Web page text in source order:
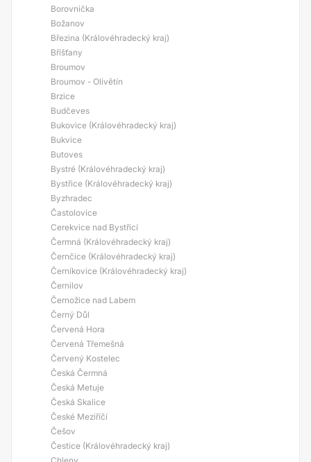
Borovnička
Božanov
Březina (Královéhradecký kraj)
Bříšťany
Broumov
Broumov - Olivětín
Brzice
Budčeves
Bukovice (Královéhradecký kraj)
Bukvice
Butoves
Bystré (Královéhradecký kraj)
Bystřice (Královéhradecký kraj)
Byzhradec
Častolovice
Cerekvice nad Bystřicí
Čermná (Královéhradecký kraj)
Černčice (Královéhradecký kraj)
Černíkovice (Královéhradecký kraj)
Černilov
Černožice nad Labem
Černý Důl
Červená Hora
Červená Třemešná
Červený Kostelec
Česká Čermná
Česká Metuje
Česká Skalice
České Meziříčí
Češov
Čestice (Královéhradecký kraj)